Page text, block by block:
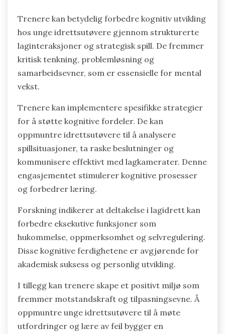
Trenere kan betydelig forbedre kognitiv utvikling
hos unge idrettsutøvere gjennom strukturerte
laginteraksjoner og strategisk spill. De fremmer
kritisk tenkning, problemløsning og
samarbeidsevner, som er essensielle for mental
vekst.
Trenere kan implementere spesifikke strategier
for å støtte kognitive fordeler. De kan
oppmuntre idrettsutøvere til å analysere
spillsituasjoner, ta raske beslutninger og
kommunisere effektivt med lagkamerater. Denne
engasjementet stimulerer kognitive prosesser
og forbedrer læring.
Forskning indikerer at deltakelse i lagidrett kan
forbedre eksekutive funksjoner som
hukommelse, oppmerksomhet og selvregulering.
Disse kognitive ferdighetene er avgjørende for
akademisk suksess og personlig utvikling.
I tillegg kan trenere skape et positivt miljø som
fremmer motstandskraft og tilpasningsevne. Å
oppmuntre unge idrettsutøvere til å møte
utfordringer og lære av feil bygger en